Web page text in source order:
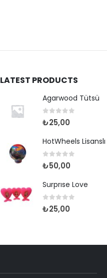
LATEST PRODUCTS
Agarwood Tütsü
0 out of 5
₺25,00
0 out of 5
₺50,00
Surprıse Love
0 out of 5
₺25,00